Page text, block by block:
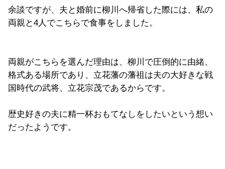
余談ですが、夫と婚前に柳川へ帰省した際には、私の
両親と4人でこちらで食事をしました。
両親がこちらを選んだ理由は、柳川で圧倒的に由緒、
格式ある場所であり、立花藩の藩祖は夫の大好きな戦
国時代の武将、立花宗茂であるからです。
歴史好きの夫に精一杯おもてなしをしたいという想い
だったようです。